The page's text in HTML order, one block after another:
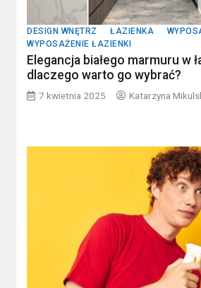
DESIGN WNĘTRZ ŁAZIENKA
WYPOSAŻENIE ŁAZIENKI
Elegancja białego marmuru w
dlaczego warto go wybrać?
7 kwietnia 2025 Katarzyna